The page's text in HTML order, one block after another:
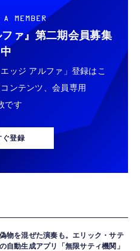
A MEMBER
ァ』 第二期会員募集
中
ッジ アルファ」登録はこ
ンテンツ、会員専用
です
ぐ登録
物を混ぜた演奏も。エリック・サテ
自動生成アプリ「無限サティ機関」